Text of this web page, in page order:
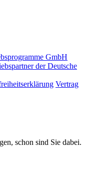
GmbH
der Deutsche
Vertrag
schon sind Sie dabei.